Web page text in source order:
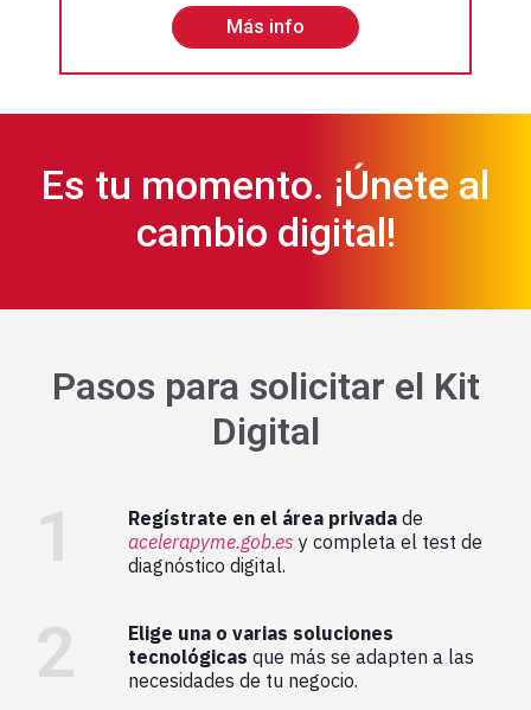
Más info
Es tu momento. ¡Únete al
cambio digital!
Pasos para solicitar el Kit
Digital
1 Regístrate en el área privadade
acelerapyme.gob.es y completa el test de
diagnóstico digital.
2
Elige una o varias soluciones
tecnológicas que más se adapten a las
necesidades de tu negocio.